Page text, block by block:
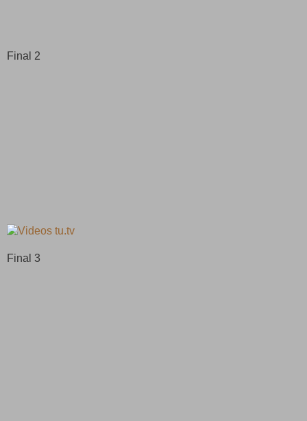
Final 2
Final 3